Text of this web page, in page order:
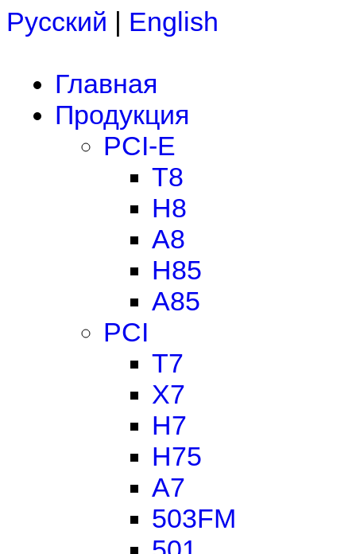
Русский | English
Главная
Продукция
PCI-E
T8
H8
A8
H85
A85
PCI
T7
X7
H7
H75
A7
503FM